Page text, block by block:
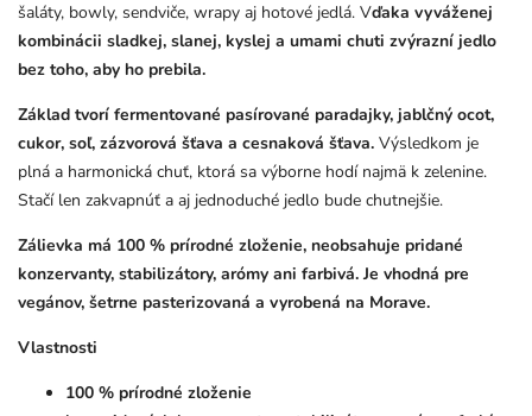
šaláty, bowly, sendviče, wrapy aj hotové jedlá. Vďaka vyváženej
kombinácii sladkej, slanej, kyslej a umami chuti zvýrazní jedlo
bez toho, aby ho prebila.
Základ tvorí fermentované pasírované paradajky, jablčný ocot,
cukor, soľ, zázvorová šťava a cesnaková šťava. Výsledkom je
plná a harmonická chuť, ktorá sa výborne hodí najmä k zelenine.
Stačí len zakvapnúť a aj jednoduché jedlo bude chutnejšie.
Zálievka má 100 % prírodné zloženie, neobsahuje pridané
konzervanty, stabilizátory, arómy ani farbivá. Je vhodná pre
vegánov, šetrne pasterizovaná a vyrobená na Morave.
Vlastnosti
100 % prírodné zloženie